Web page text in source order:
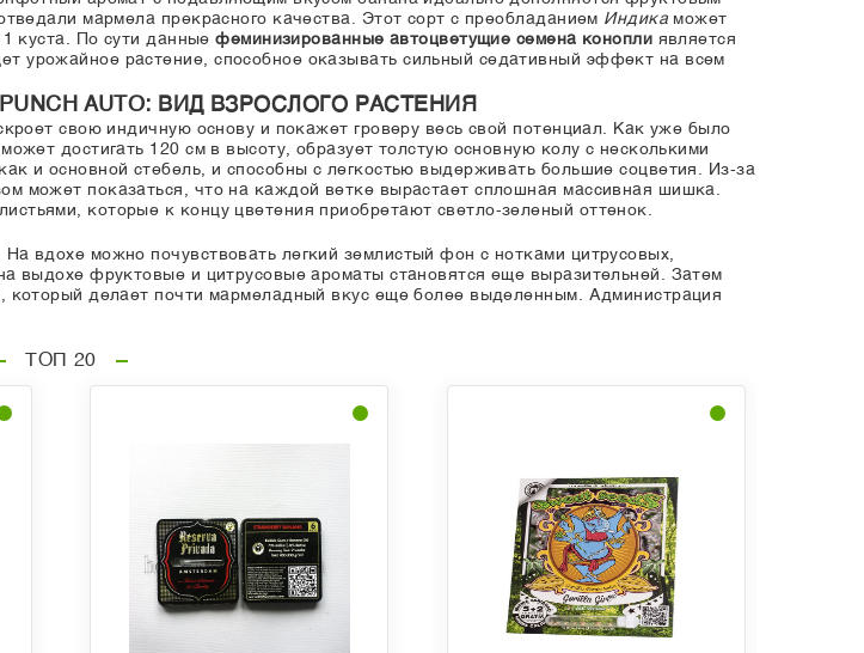
мармела прекрасного качества. Этот сорт с преобладанием Индика может
куста. По сути данныефеминизированные автоцветущие семена конопли является
урожайное растение, способное оказывать сильный седативный эффект на всем
AUTO: ВИД ВЗРОСЛОГО РАСТЕНИЯ
свою индичную основу и покажет гроверу весь свой потенциал. Как уже было
достигать 120 см в высоту, образует толстую основную колу с несколькими
и основной стебель, и способны с легкостью выдерживать большие соцветия. Из-за
может показаться, что на каждой ветке вырастает сплошная массивная шишка.
которые к концу цветения приобретают светло-зеленый оттенок.
вдохе можно почувствовать легкий землистый фон с нотками цитрусовых,
выдохе фруктовые и цитрусовые ароматы становятся еще выразительней. Затем
который делает почти мармеладный вкус еще более выделенным. Администрация
ТОП 20